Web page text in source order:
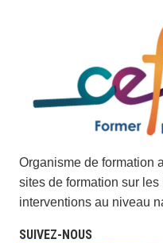
Organisme de formation
sites de formation sur
interventions au niveau
SUIVEZ-NOUS